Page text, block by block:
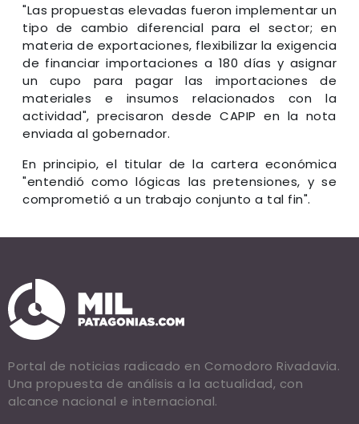
"Las propuestas elevadas fueron implementar un
tipo de cambio diferencial para el sector; en
materia de exportaciones, flexibilizar la exigencia
de financiar importaciones a 180 días y asignar
un cupo para pagar las importaciones de
materiales e insumos relacionados con la
actividad", precisaron desde CAPIP en la nota
enviada al gobernador.
En principio, el titular de la cartera económica
"entendió como lógicas las pretensiones, y se
comprometió a un trabajo conjunto a tal fin".
Portal de noticias radicado en Comodoro Rivadavia.
Una propuesta de análisis a la actualidad, con
alcance nacional e internacional.